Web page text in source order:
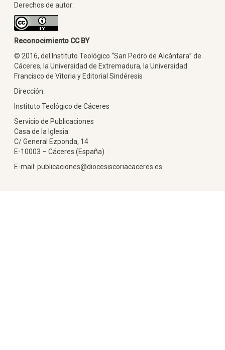
Derechos de autor:
Reconocimiento CC BY
© 2016, del Instituto Teológico “San Pedro de Alcántara” de
Cáceres, la Universidad de Extremadura, la Universidad
Francisco de Vitoria y Editorial Sindéresis
Dirección:
Instituto Teológico de Cáceres
Servicio de Publicaciones
Casa de la Iglesia
C/ General Ezponda, 14
E-10003 – Cáceres (España)
E-mail: publicaciones@diocesiscoriacaceres.es